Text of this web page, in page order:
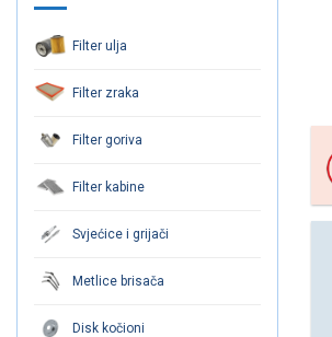
Filter ulja
Filter zraka
Filter goriva
Filter kabine
Svjećice i grijači
Metlice brisača
Disk kočioni